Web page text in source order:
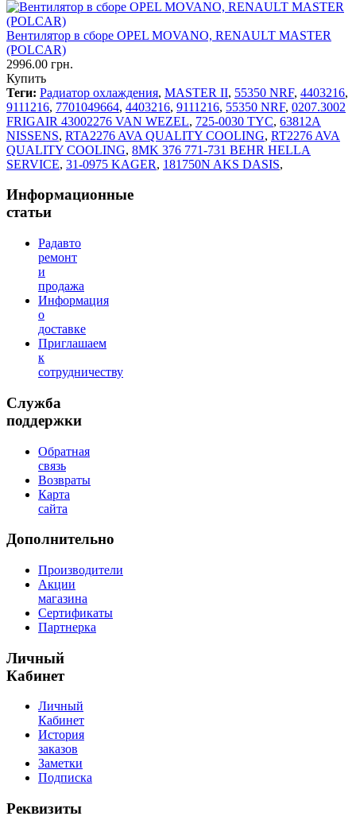
Вентилятор в сборе OPEL MOVANO, RENAULT MASTER
(POLCAR)
2996.00 грн.
Купить
Теги: Радиатор охлаждения, MASTER II, 55350 NRF, 4403216,
9111216, 7701049664, 4403216, 9111216, 55350 NRF, 0207.3002
FRIGAIR 43002276 VAN WEZEL, 725-0030 TYC, 63812A
NISSENS, RTA2276 AVA QUALITY COOLING, RT2276 AVA
QUALITY COOLING, 8MK 376 771-731 BEHR HELLA
SERVICE, 31-0975 KAGER, 181750N AKS DASIS,
Информационные
статьи
Радавто
ремонт
и
продажа
Информация
о
доставке
Приглашаем
к
сотрудничеству
Служба
поддержки
Обратная
связь
Возвраты
Карта
сайта
Дополнительно
Производители
Акции
магазина
Сертификаты
Партнерка
Личный
Кабинет
Личный
Кабинет
История
заказов
Заметки
Подписка
Реквизиты